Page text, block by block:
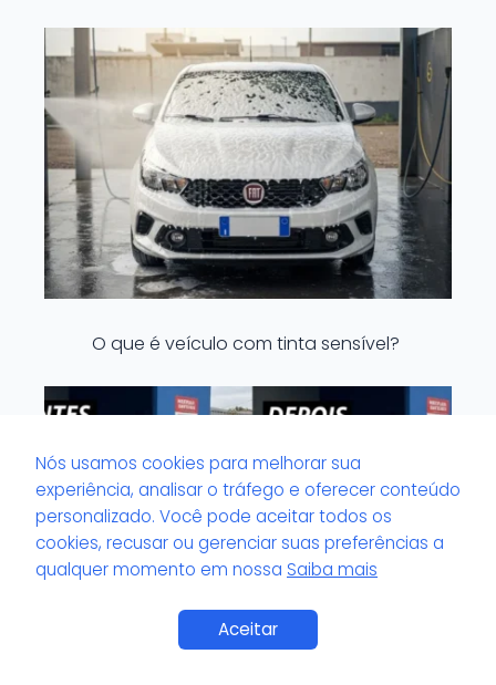
O que é veículo com tinta sensível?
Nós usamos cookies para melhorar sua
experiência, analisar o tráfego e oferecer conteúdo
personalizado. Você pode aceitar todos os
cookies, recusar ou gerenciar suas preferências a
qualquer momento em nossa Saiba mais
Aceitar